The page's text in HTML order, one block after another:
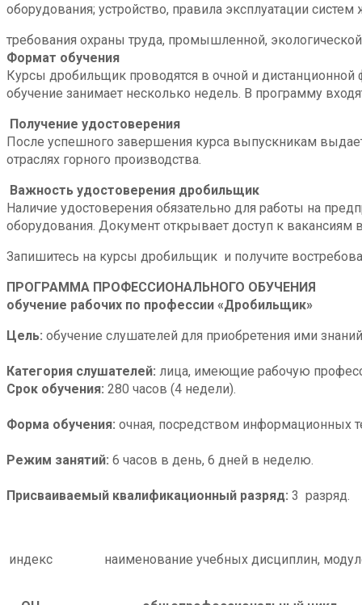
оборудования; устройство, правила эксплуатации
требования охраны труда, промышленной,
Формат обучения
Курсы дробильщик проводятся в очной и
обучение занимает несколько недель. В программу
Получение удостоверения
После успешного завершения курса выпускникам
отраслях горного производства.
Важность удостоверения дробильщик
Наличие удостоверения обязательно для работы на
оборудования. Документ открывает доступ к вакансиям
Запишитесь на курсы дробильщик и получите
ПРОГРАММА ПРОФЕССИОНАЛЬНОГО ОБУЧЕНИЯ
обучение рабочих по профессии «Дробильщик»
Цель: обучение слушателей для приобретения ими
Категория слушателей: лица, имеющие рабочую
Срок обучения: 280 часов (4 недели).
Форма обучения: очная, посредством информационных
Режим занятий: 6 часов в день, 6 дней в неделю.
Присваиваемый квалификационный разряд: 3 разряд.
индекс наименование учебных дисциплин,